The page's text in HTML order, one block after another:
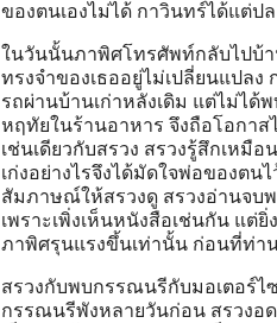
ของตนเองไม่ได้ กาวินทร์ได้แต่ป
ในวันนั้นภาพิศโทรศัพท์กลับไปบ้
ทรงจำของเธออยู่ไม่เปลี่ยนแปล
รถผ่านบ้านเก่าหลังเดิม แต่ไม่ไ
หฤทัยในร้านอาหาร จึงถือโอกา
เช่นเดียวกับสรวง สรวงรู้สึกเหมื
เก่งอย่างไรจึงได้มัดใจพ่อของต
สัมภาษณ์ให้สรวงดู สรวงอ่านจบ
เพราะเพิ่งเห็นหนังสือเช่นกัน แต่
ภาพิศรุนแรงขึ้นเท่านั้น ก่อนที่ท่า
สรวงกับพบกรรณนรีกับมอเตอร์ไ
กรรณนรีพังหลายวันก่อน สรวงอ